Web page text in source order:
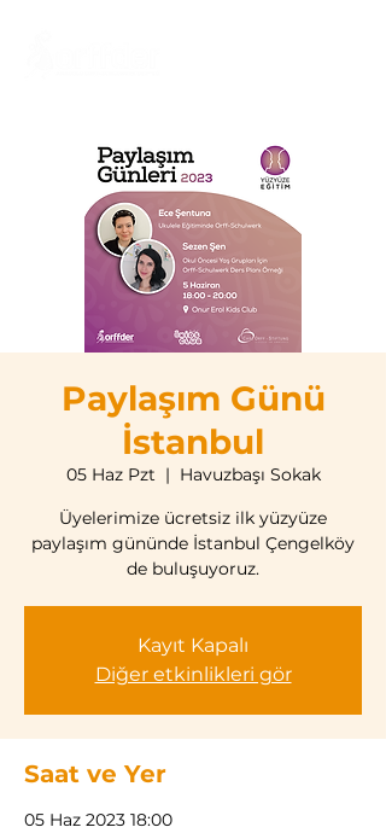
Paylaşım Günü
İstanbul
05 Haz Pzt
  |
Havuzbaşı Sokak
Üyelerimize ücretsiz ilk yüzyüze
paylaşım gününde İstanbul Çengelköy
de buluşuyoruz.
Kayıt Kapalı
Diğer etkinlikleri gör
Saat ve Yer
05 Haz 2023 18:00